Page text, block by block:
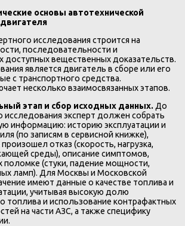
основы автотехнической
исследования строится на
последовательности и
доступных вещественных доказательств.
является двигатель в сборе или его
с транспортного средства.
несколько взаимосвязанных этапов.
этап и сбор исходных данных. До
исследования эксперт должен собрать
информацию: историю эксплуатации и
(по записям в сервисной книжке),
отказ (скорость, нагрузка,
среды), описание симптомов,
(стуки, падение мощности,
ламп). Для Москвы и Московской
имеют данные о качестве топлива и
учитывая высокую долю
топлива и использование контрафактных
на части АЗС, а также специфику